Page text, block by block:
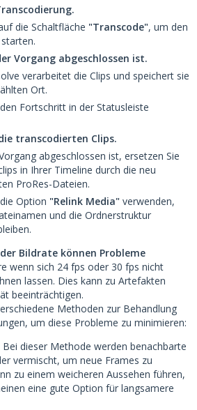
die Schaltfläche "Transcode", um den
Vorgang abgeschlossen ist.
verarbeitet die Clips und speichert sie
Ort.
Fortschritt in der Statusleiste
transcodierten Clips.
abgeschlossen ist, ersetzen Sie
in Ihrer Timeline durch die neu
ProRes-Dateien.
Option "Relink Media" verwenden,
und die Ordnerstruktur
Bildrate können Probleme
wenn sich 24 fps oder 30 fps nicht
lassen. Dies kann zu Artefakten
beeinträchtigen.
Methoden zur Behandlung
um diese Probleme zu minimieren:
Bei dieser Methode werden benachbarte
vermischt, um neue Frames zu
zu einem weicheren Aussehen führen,
eine gute Option für langsamere